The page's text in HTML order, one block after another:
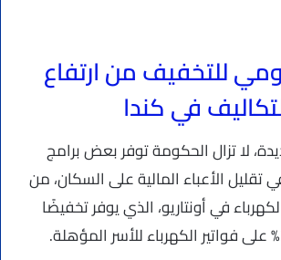
للتخفيف من ارتفاع
في كندا
لا تزال الحكومة توفر بعض برامج
تقليل الأعباء المالية على السكان، من
في أونتاريو، الذي يوفر تخفيضًا